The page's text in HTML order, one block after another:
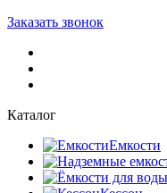
Заказать звонок
Каталог
Емкости